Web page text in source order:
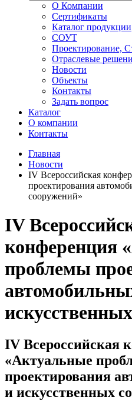
О Компании
Сертификаты
Каталог продукции
СОУТ
Проектирование,
Отраслевые
Новости
Объекты
Контакты
Задать вопрос
Каталог
О компании
Контакты
Главная
Новости
IV Всероссийская
проектирования
сооружений»
IV
конференция
проблемы
IV Всероссийская
«Актуальные
проектирования
и искусственных